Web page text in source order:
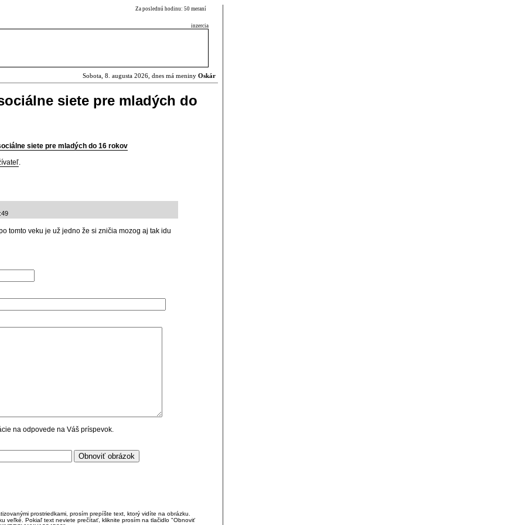
Za poslednú hodinu: 50 meraní
inzercia
Sobota, 8. augusta 2026, dnes má meniny Oskár
siete pre mladých do
siete pre mladých do 16 rokov
.
tomto veku je už jedno že si zničia mozog aj tak idu
na odpovede na Váš príspevok.
prostriedkami, prosím prepíšte text, ktorý vidíte na obrázku.
veľké. Pokiaľ text neviete prečítať, kliknite prosím na tlačidlo "Obnoviť